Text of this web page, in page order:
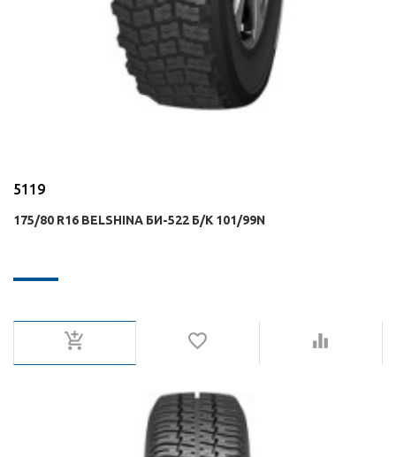
5119
175/80 R16 BELSHINA БИ-522 Б/К 101/99N